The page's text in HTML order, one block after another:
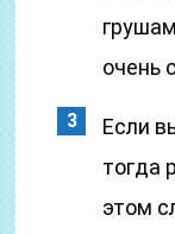
очень
Если
тогда
этом